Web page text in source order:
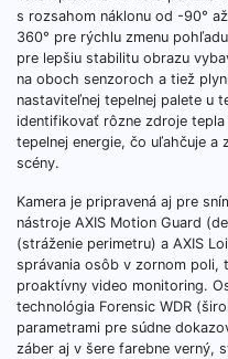
s rozsahom náklonu od -90°
360° pre rýchlu zmenu
pre lepšiu stabilitu obrazu
na oboch senzoroch a tiež
nastaviteľnej tepelnej palete u
identifikovať rôzne zdroje
tepelnej energie, čo uľahčuje a
scény.
Kamera je pripravená aj pre
nástroje AXIS Motion Guard
(stráženie perimetru) a AXIS
správania osôb v zornom poli,
proaktívny video monitoring.
technológia Forensic WDR
parametrami pre súdne
záber aj v šere farebne verný,